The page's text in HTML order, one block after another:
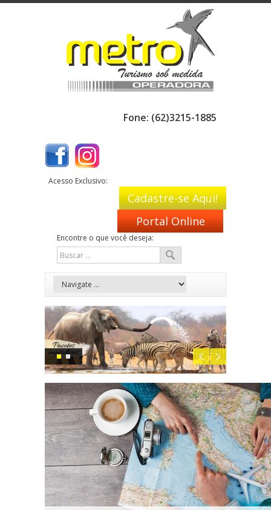
Fone: (62)3215-1885
Acesso Exclusivo:
Cadastre-se Aqui!
Portal Online
Encontre o que você deseja: